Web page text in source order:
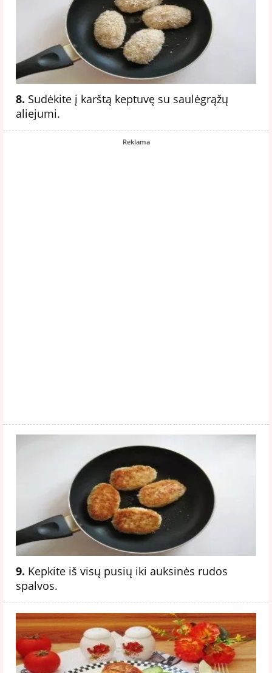
8. Sudėkite į karštą keptuvę su saulėgrąžų
aliejumi.
Reklama
9. Kepkite iš visų pusių iki auksinės rudos
spalvos.